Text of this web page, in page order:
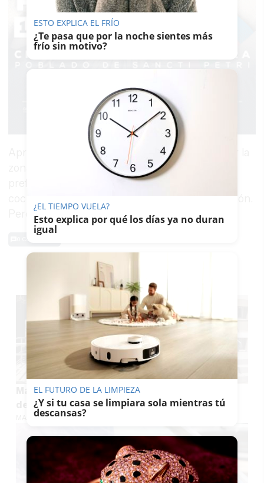
Aprovechando eso, hay quien hace botellón por la
zona y a pesar de tener al lado baños portátiles,
prefiere irse a una calle a miccionar entre los
coches. Quizás tirar agua no sea la mejor solución.
Pero para esa vecina, parece, es
solución.
TE PUEDE INTERESAR
Más confort, menos consumo: así cambian más
de 100 viviendas públicas en Cádiz
MARÍA CRISOL
ESTO EXPLICA EL FRÍO
¿Te pasa que por la noche sientes más
frío sin motivo?
¿EL TIEMPO VUELA?
Esto explica por qué los días ya no duran
igual
EL FUTURO DE LA LIMPIEZA
¿Y si tu casa se limpiara sola mientras tú
descansas?